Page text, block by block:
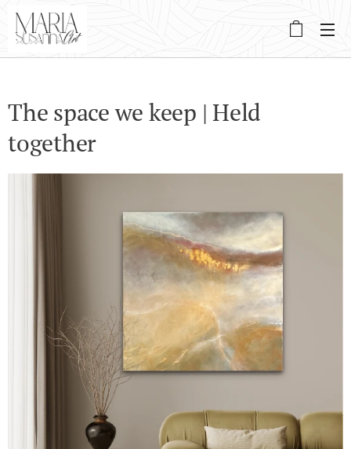
The space we keep | Held
together